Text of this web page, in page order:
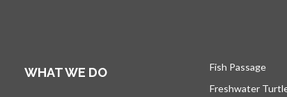
WHAT WE DO
Fish Passage
Freshwater